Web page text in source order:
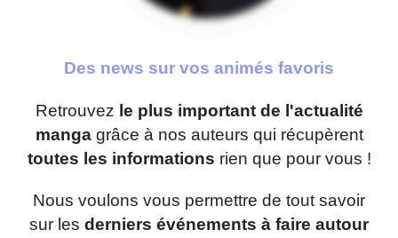
Des news sur vos animés favoris
Retrouvez le plus important de l'actualité
mangagrâce à nos auteurs qui récupèrent
toutes les informations rien que pour vous !
Nous voulons vous permettre de tout savoir
sur les derniers événements à faire autour